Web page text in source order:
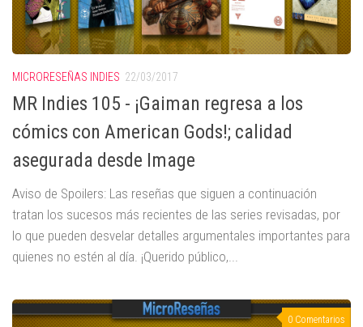
MICRORESEÑAS INDIES 22/03/2017
MR Indies 105 - ¡Gaiman regresa a los
cómics con American Gods!; calidad
asegurada desde Image
Aviso de Spoilers: Las reseñas que siguen a continuación
tratan los sucesos más recientes de las series revisadas, por
lo que pueden desvelar detalles argumentales importantes para
quienes no estén al día. ¡Querido público,...
0 Comentarios